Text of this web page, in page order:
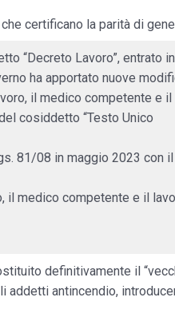
certificano la parità di
“Decreto Lavoro”, entrato in
ha apportato nuove
il medico competente e il
cosiddetto “Testo Unico
81/08 in maggio 2023 con il
il medico competente e il
definitivamente il
antincendio,